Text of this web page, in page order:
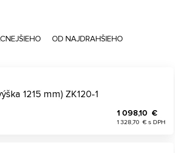
OD NAJDRAHŠIEHO
1215 mm) ZK120-1
1 098,10 €
1 328,70 € s DPH